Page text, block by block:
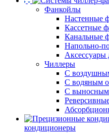
Фанкойлы
Настенные
Кассетные
Канальные
Напольно-
Аксессуары
Чиллеры
С
С водяным
С выносным
кондиционеры